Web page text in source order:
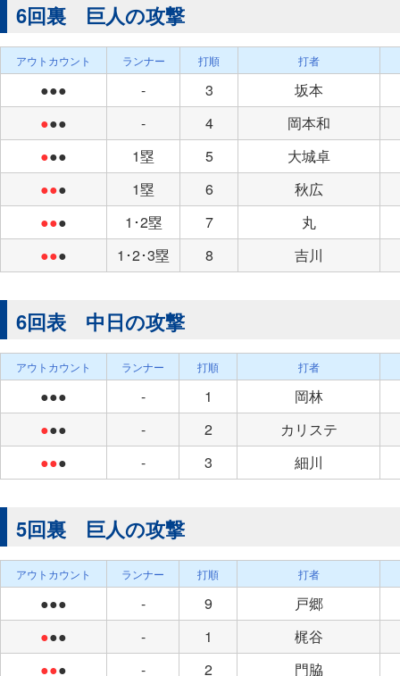
6回裏 巨人の攻撃
アウトカウント ランナー 打順 打者
●●● - 3
坂本
●●● - 4
岡本和
●●● 1塁 5
大城卓
●●● 1塁 6
秋広
●●● 1･2塁 7
丸
●●● 1･2･3塁 8 吉川
6回表 中日の攻撃
アウトカウント ランナー 打順 打者
●●● - 1
岡林
●●● - 2
カリステ
●●● - 3 細川
5回裏 巨人の攻撃
アウトカウント ランナー 打順 打者
●●● - 9
戸郷
●●● - 1
梶谷
●●● - 2 門脇